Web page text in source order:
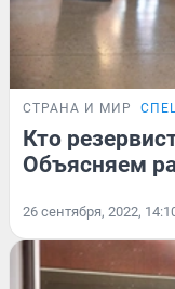
СТРАНА И МИР
Кто
Объясняем
26 сентября, 2022,